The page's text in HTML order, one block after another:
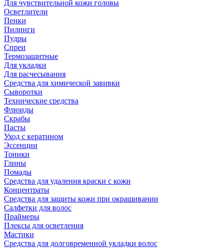
Для чувствительной кожи головы
Осветлители
Пенки
Пилинги
Пудры
Спреи
Термозащитные
Для укладки
Для расчесывания
Средства для химической завивки
Сыворотки
Технические средства
Флюиды
Скрабы
Пасты
Уход с кератином
Эссенции
Тоники
Глины
Помады
Средства для удаления краски с кожи
Концентраты
Средства для защиты кожи при окрашивании
Салфетки для волос
Праймеры
Плексы для осветления
Мастики
Средства для долговременной укладки волос